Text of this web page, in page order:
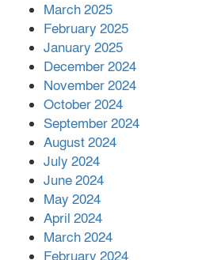
সহায়তা
March 2025
February 2025
January 2025
December 2024
November 2024
October 2024
September 2024
August 2024
July 2024
June 2024
May 2024
April 2024
March 2024